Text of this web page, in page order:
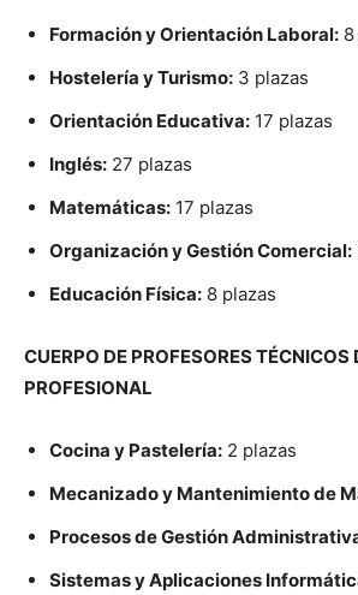
Formación y Orientación Laboral:
Hostelería y Turismo: 3 plazas
Orientación Educativa: 17 plazas
Inglés: 27 plazas
Matemáticas: 17 plazas
Organización y Gestión Comercial:
Educación Física: 8 plazas
CUERPO DE PROFESORES TÉCNICOS
PROFESIONAL
Cocina y Pastelería: 2 plazas
Mecanizado y Mantenimiento de
Procesos de Gestión
Sistemas y Aplicaciones